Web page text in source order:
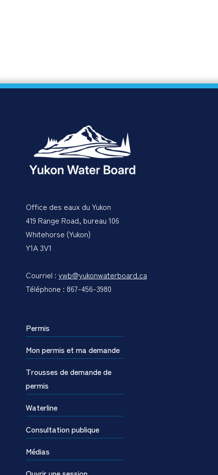
Office des eaux du Yukon
419 Range Road, bureau 106
Whitehorse (Yukon)
Y1A 3V1
Courriel : ywb@yukonwaterboard.ca
Téléphone : 867-456-3980
Permis
Mon permis et ma demande
Trousses de demande de
permis
Waterline
Consultation publique
Médias